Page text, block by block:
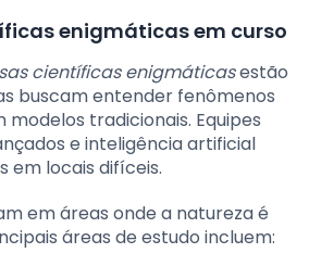
enigmáticas em curso
científicas enigmáticasestão
buscam entender fenômenos
tradicionais. Equipes
e inteligência artificial
em locais difíceis.
em áreas onde a natureza é
áreas de estudo incluem: